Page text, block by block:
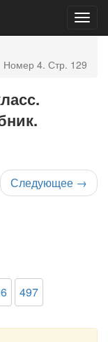
Номер 4. Стр. 129
Следующее →
497